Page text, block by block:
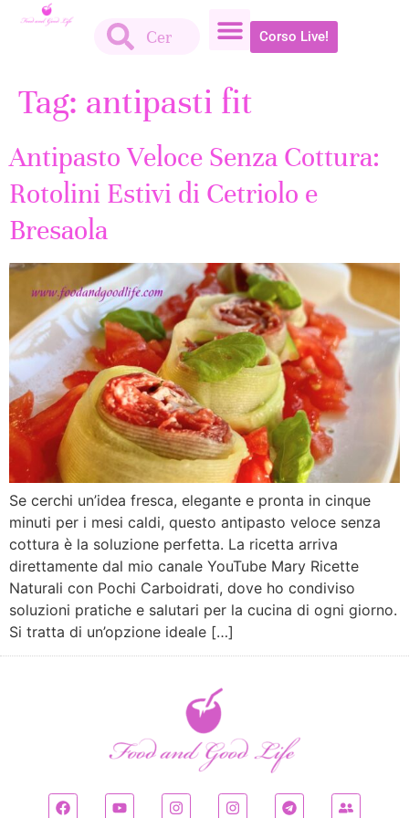
Corso Live!
Tag: antipasti fit
Antipasto Veloce Senza Cottura:
Rotolini Estivi di Cetriolo e
Bresaola
Se cerchi un’idea fresca, elegante e pronta in cinque
minuti per i mesi caldi, questo antipasto veloce senza
cottura è la soluzione perfetta. La ricetta arriva
direttamente dal mio canale YouTube Mary Ricette
Naturali con Pochi Carboidrati, dove ho condiviso
soluzioni pratiche e salutari per la cucina di ogni giorno.
Si tratta di un’opzione ideale […]